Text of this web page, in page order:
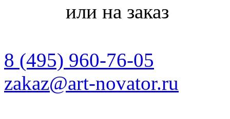
или на заказ
8 (495) 960-76-05
zakaz@art-novator.ru